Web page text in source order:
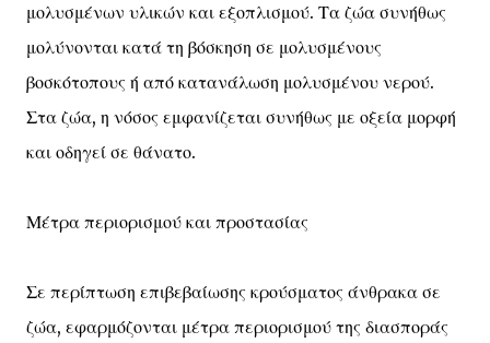
μολυσμένων υλικών και εξοπλισμού. Τα ζώα συνήθως
μολύνονται κατά τη βόσκηση σε μολυσμένους
βοσκότοπους ή από κατανάλωση μολυσμένου νερού.
Στα ζώα, η νόσος εμφανίζεται συνήθως με οξεία μορφή
και οδηγεί σε θάνατο.
Μέτρα περιορισμού και προστασίας
Σε περίπτωση επιβεβαίωσης κρούσματος άνθρακα σε
ζώα, εφαρμόζονται μέτρα περιορισμού της διασποράς